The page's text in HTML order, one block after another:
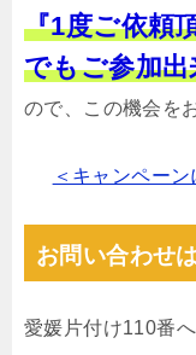
『1度ご依頼
でもご参加
ので、この機会を
＜キャンペー
お問い合わせ
愛媛片付け110番